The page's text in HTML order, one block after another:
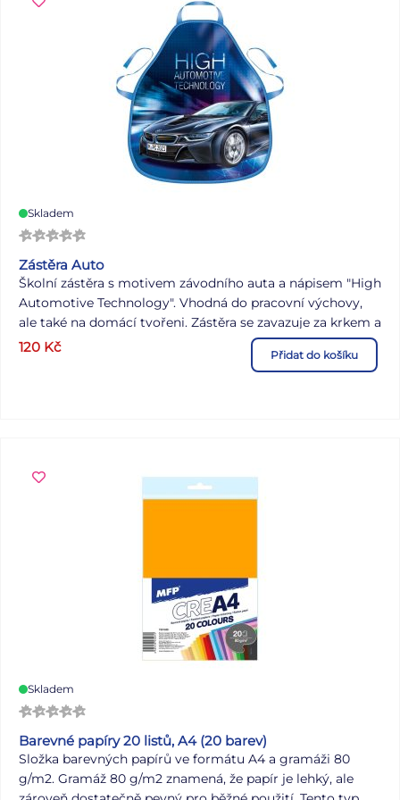
Skladem
Zástěra Auto
Školní zástěra s motivem závodního auta a nápisem "High
Automotive Technology". Vhodná do pracovní výchovy,
ale také na domácí tvořeni. Zástěra se zavazuje za krkem a
kolem pasu. Univerzální velikost
120 Kč Přidat do košíku
Skladem
Barevné papíry 20 listů, A4 (20 barev)
Složka barevných papírů ve formátu A4 a gramáži 80
g/m2. Gramáž 80 g/m2 znamená, že papír je lehký, ale